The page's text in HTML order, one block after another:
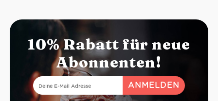
10% Rabatt für neue
Abonnenten!